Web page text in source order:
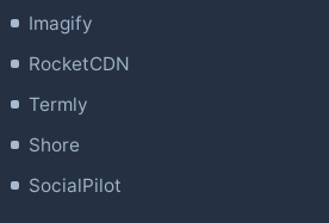
Imagify
RocketCDN
Termly
Shore
SocialPilot